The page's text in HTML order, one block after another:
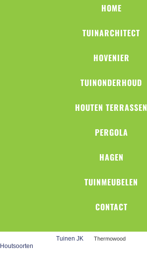
HOME
TUINARCHITECT
HOVENIER
TUINONDERHOUD
HOUTEN TERRASSEN
PERGOLA
HAGEN
TUINMEUBELEN
CONTACT
Houtsoorten
Tuinen JK Thermowood